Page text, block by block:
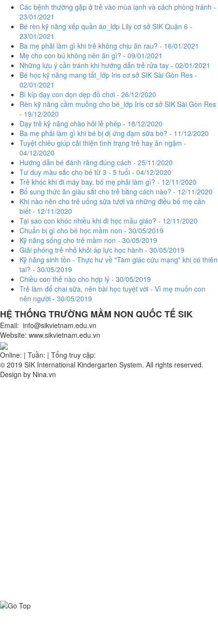
Các bệnh thường gặp ở trẻ vào mùa lạnh và cách phòng tránh -
23/01/2021
Bé rèn kỹ năng xếp quần áo_lớp Lily cơ sở SIK Quận 6 -
23/01/2021
Ba mẹ phải làm gì khi trẻ không chịu ăn rau? - 16/01/2021
Mẹ cho con bú không nên ăn gì? - 09/01/2021
Những lưu ý cần tránh khi hướng dẫn trẻ rửa tay - 02/01/2021
Bé học kỹ năng mang tất_lớp Iris cơ sở SIK Sài Gòn Res -
02/01/2021
Bí kíp dạy con dọn dẹp đồ chơi - 26/12/2020
Rèn kỹ năng cầm muỗng cho bé_lớp Iris cơ sở SIK Sài Gòn Res
- 19/12/2020
Dạy trẻ kỹ năng chào hỏi lễ phép - 18/12/2020
Ba mẹ phải làm gì khi bé bị dị ứng đạm sữa bò? - 11/12/2020
Tuyệt chiêu giúp cải thiện tình trạng trẻ hay ăn ngậm -
04/12/2020
Hướng dẫn bé đánh răng đúng cách - 25/11/2020
Tư duy màu sắc cho bé từ 3 - 5 tuổi - 04/12/2020
Trẻ khóc khi đi máy bay, bố mẹ phải làm gì? - 12/11/2020
Bổ sung thức ăn giàu sắt cho trẻ bằng cách nào? - 12/11/2020
Khi nào nên cho trẻ uống sữa tươi và những điều bố mẹ cần
biết - 12/11/2020
Tại sao con khóc nhiều khi đi học mẫu giáo? - 12/11/2020
Chuẩn bị gì cho bé học mầm non - 30/05/2019
Kỹ năng sống cho trẻ mầm non - 30/05/2019
Giải phóng trẻ nhỏ khỏi áp lực học hành - 30/05/2019
Kỹ năng sinh tồn - Thực hư về "Tam giác cứu mạng" khi có thiên
tai? - 30/05/2019
Chiều con thế nào cho hợp lý - 30/05/2019
Trẻ làm đổ chai sữa, nên bài học tuyệt vời - Vì mẹ muốn con
nên người - 30/05/2019
HỆ THỐNG TRƯỜNG MẦM NON QUỐC TẾSIK
Email: info@sikvietnam.edu.vn
Website: www.sikvietnam.edu.vn
Online: | Tuần: | Tổng truy cập:
© 2019 SIK International Kindergarten System. All rights reserved.
Design by Nina.vn